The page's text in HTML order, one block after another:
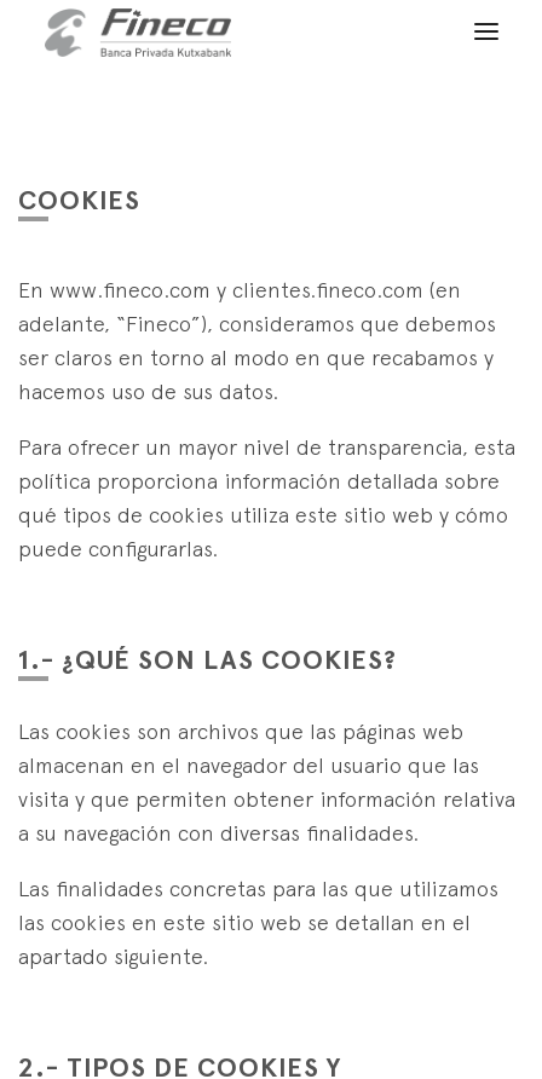
es eus en
Acceso clientes
WEALTH MANAGEMENT
Family Office
ASSETMANAGEMENT
Estrategias Especialistas
NOTICIAS
Actualidad
Finacademia
CONTACTO
ÚNETE A NUESTRO EQUIPO
ACCESO CLIENTES
es
COOKIES
En www.fineco.com y clientes.fineco.com (en
adelante, “Fineco”), consideramos que debemos
ser claros en torno al modo en que recabamos y
hacemos uso de sus datos.
Para ofrecer un mayor nivel de transparencia, esta
política proporciona información detallada sobre
qué tipos de cookies utiliza este sitio web y cómo
puede configurarlas.
1.- ¿QUÉ SON LAS COOKIES?
Las cookies son archivos que las páginas web
almacenan en el navegador del usuario que las
visita y que permiten obtener información relativa
a su navegación con diversas finalidades.
Las finalidades concretas para las que utilizamos
las cookies en este sitio web se detallan en el
apartado siguiente.
2.- TIPOS DE COOKIES Y